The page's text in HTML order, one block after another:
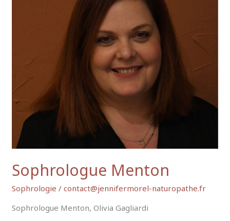
Sophrologue Menton
Sophrologie /contact@jennifermorel-naturopathe.fr
Sophrologue Menton, Olivia Gagliardi